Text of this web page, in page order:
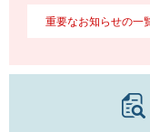
重要なお知らせの一